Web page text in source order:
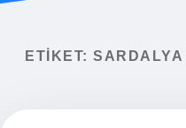
Yasal Uyarı
ETIKET: SARDALYA